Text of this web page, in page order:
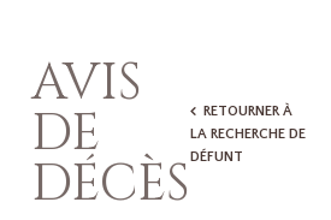
AVIS
DE
DÉCÈS
RETOURNER À
LA RECHERCHE DE
DÉFUNT